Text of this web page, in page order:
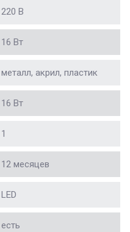
220 В
16 Вт
металл, акрил, пластик
16 Вт
1
12 месяцев
LED
есть